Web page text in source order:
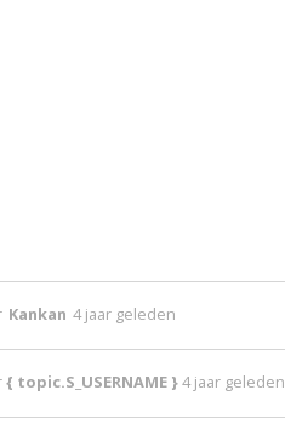
Kankan 4 jaar geleden
{ topic.S_USERNAME }4 jaar geleden